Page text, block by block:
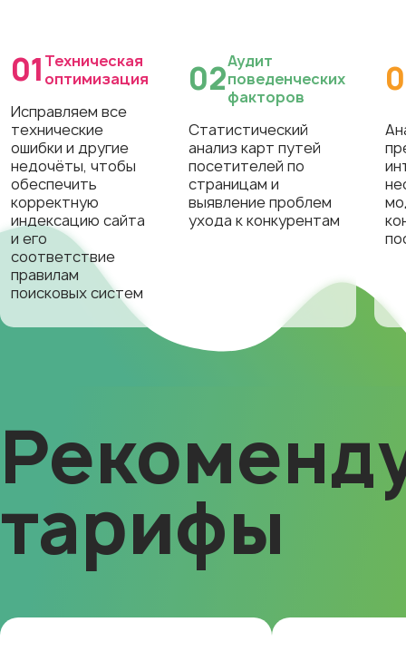
01 Техническая
оптимизация
Исправляем все
технические
ошибки и другие
недочёты, чтобы
обеспечить
корректную
индексацию сайта
и его
соответствие
правилам
поисковых систем
02Аудит
поведенческих
факторов
Статистический
анализ карт путей
посетителей по
страницам и
выявление проблем
ухода к конкурентам
тарифы